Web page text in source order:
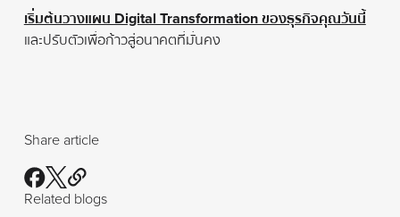
เริ่มต้นวางแผน Digital Transformation ของธุรกิจคุณวันนี้
และปรับตัวเพื่อก้าวสู่อนาคตที่มั่นคง
Share article
Related blogs